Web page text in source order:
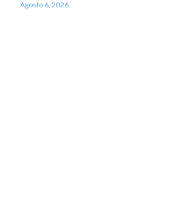
Agosto 6, 2026